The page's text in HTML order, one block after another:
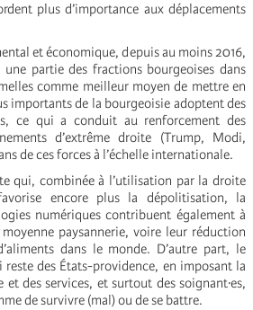
plus d’importance aux déplacements
et économique, depuis au moins 2016,
partie des fractions bourgeoises dans
comme meilleur moyen de mettre en
importants de la bourgeoisie adoptent des
ce qui a conduit au renforcement des
d’extrême droite (Trump, Modi,
de ces forces à l’échelle internationale.
qui, combinée à l’utilisation par la droite
encore plus la dépolitisation, la
numériques contribuent également à
paysannerie, voire leur réduction
dans le monde. D’autre part, le
des États-providence, en imposant la
des services, et surtout des soignant·es,
de survivre (mal) ou de se battre.